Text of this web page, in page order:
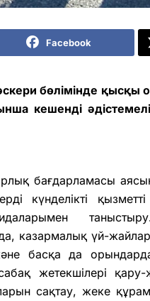
Facebook
бөлімінде қысқы
кешенді
бағдарламасы
күнделікті
казармалық үй-
басқа да
жетекшілері қару-
сақтау, жеке